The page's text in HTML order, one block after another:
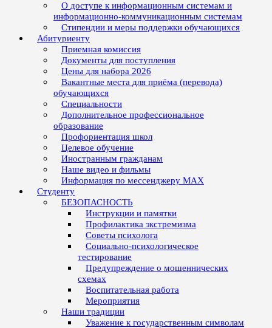
О доступе к информационным системам и
информационно-коммуникационным системам
Стипендии и меры поддержки обучающихся
Абитуриенту
Приемная комиссия
Документы для поступления
Цены для набора 2026
Вакантные места для приёма (перевода)
обучающихся
Специальности
Дополнительное профессиональное
образование
Профориентация школ
Целевое обучение
Иностранным гражданам
Наше видео и фильмы
Информация по мессенджеру MAX
Студенту
БЕЗОПАСНОСТЬ
Инструкции и памятки
Профилактика экстремизма
Советы психолога
Социально-психологическое
тестирование
Предупреждение о мошеннических
схемах
Воспитательная работа
Мероприятия
Наши традиции
Уважение к государственным символам